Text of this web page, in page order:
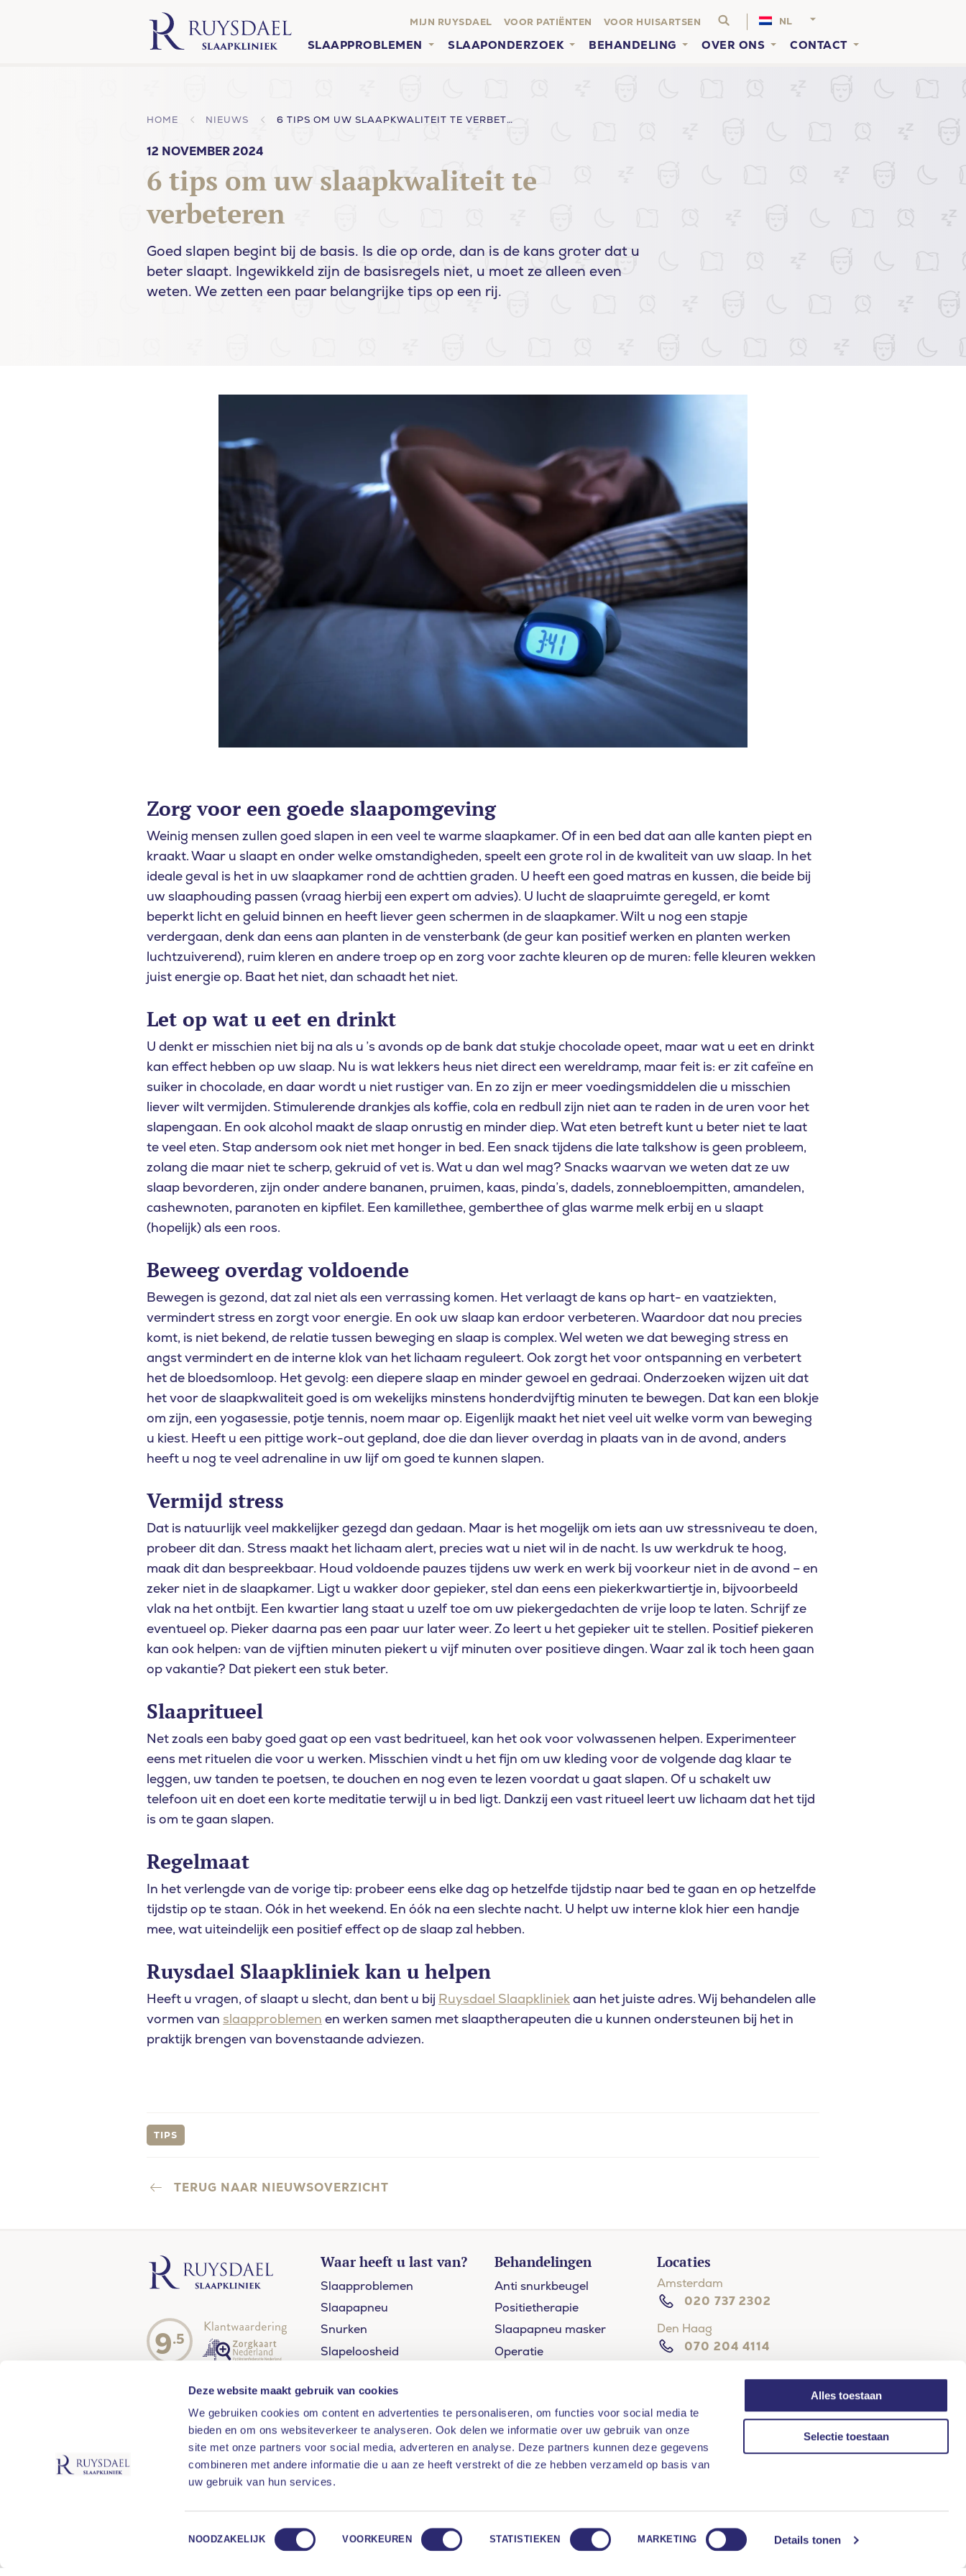
Deze website maakt gebruik van cookies
We gebruiken cookies om content en advertenties te personaliseren, om functies voor social media te
bieden en om ons websiteverkeer te analyseren. Ook delen we informatie over uw gebruik van onze
site met onze partners voor social media, adverteren en analyse. Deze partners kunnen deze gegevens
combineren met andere informatie die u aan ze heeft verstrekt of die ze hebben verzameld op basis van
uw gebruik van hun services.
Toestemmingsselectie
NOODZAKELIJK VOORKEUREN STATISTIEKEN MARKETING Details tonen
Alles toestaan
Selectie toestaan
MIJN RUYSDAEL VOOR PATIËNTEN VOOR HUISARTSEN NL
SLAAPPROBLEMEN SLAAPONDERZOEK BEHANDELING OVER ONS CONTACT
Waar bent u naar op zoek
HOME NIEUWS 6 TIPS OM UW SLAAPKWALITEIT TE VERBETEREN
12 NOVEMBER 2024
6 tips om uw slaapkwaliteit te
verbeteren
Goed slapen begint bij de basis. Is die op orde, dan is de kans groter dat u
beter slaapt. Ingewikkeld zijn de basisregels niet, u moet ze alleen even
weten. We zetten een paar belangrijke tips op een rij.
Zorg voor een goede slaapomgeving
Weinig mensen zullen goed slapen in een veel te warme slaapkamer. Of in een bed dat aan alle kanten piept en
kraakt. Waar u slaapt en onder welke omstandigheden, speelt een grote rol in de kwaliteit van uw slaap. In het
ideale geval is het in uw slaapkamer rond de achttien graden. U heeft een goed matras en kussen, die beide bij
uw slaaphouding passen (vraag hierbij een expert om advies). U lucht de slaapruimte geregeld, er komt
beperkt licht en geluid binnen en heeft liever geen schermen in de slaapkamer. Wilt u nog een stapje
verdergaan, denk dan eens aan planten in de vensterbank (de geur kan positief werken en planten werken
luchtzuiverend), ruim kleren en andere troep op en zorg voor zachte kleuren op de muren: felle kleuren wekken
juist energie op. Baat het niet, dan schaadt het niet.
Let op wat u eet en drinkt
U denkt er misschien niet bij na als u ’s avonds op de bank dat stukje chocolade opeet, maar wat u eet en drinkt
kan effect hebben op uw slaap. Nu is wat lekkers heus niet direct een wereldramp, maar feit is: er zit cafeïne en
suiker in chocolade, en daar wordt u niet rustiger van. En zo zijn er meer voedingsmiddelen die u misschien
liever wilt vermijden. Stimulerende drankjes als koffie, cola en redbull zijn niet aan te raden in de uren voor het
slapengaan. En ook alcohol maakt de slaap onrustig en minder diep. Wat eten betreft kunt u beter niet te laat
te veel eten. Stap andersom ook niet met honger in bed. Een snack tijdens die late talkshow is geen probleem,
zolang die maar niet te scherp, gekruid of vet is. Wat u dan wel mag? Snacks waarvan we weten dat ze uw
slaap bevorderen, zijn onder andere bananen, pruimen, kaas, pinda’s, dadels, zonnebloempitten, amandelen,
cashewnoten, paranoten en kipfilet. Een kamillethee, gemberthee of glas warme melk erbij en u slaapt
(hopelijk) als een roos.
Beweeg overdag voldoende
Bewegen is gezond, dat zal niet als een verrassing komen. Het verlaagt de kans op hart- en vaatziekten,
vermindert stress en zorgt voor energie. En ook uw slaap kan erdoor verbeteren. Waardoor dat nou precies
komt, is niet bekend, de relatie tussen beweging en slaap is complex. Wel weten we dat beweging stress en
angst vermindert en de interne klok van het lichaam reguleert. Ook zorgt het voor ontspanning en verbetert
het de bloedsomloop. Het gevolg: een diepere slaap en minder gewoel en gedraai. Onderzoeken wijzen uit dat
het voor de slaapkwaliteit goed is om wekelijks minstens honderdvijftig minuten te bewegen. Dat kan een blokje
om zijn, een yogasessie, potje tennis, noem maar op. Eigenlijk maakt het niet veel uit welke vorm van beweging
u kiest. Heeft u een pittige work-out gepland, doe die dan liever overdag in plaats van in de avond, anders
heeft u nog te veel adrenaline in uw lijf om goed te kunnen slapen.
Vermijd stress
Dat is natuurlijk veel makkelijker gezegd dan gedaan. Maar is het mogelijk om iets aan uw stressniveau te doen,
probeer dit dan. Stress maakt het lichaam alert, precies wat u niet wil in de nacht. Is uw werkdruk te hoog,
maak dit dan bespreekbaar. Houd voldoende pauzes tijdens uw werk en werk bij voorkeur niet in de avond – en
zeker niet in de slaapkamer. Ligt u wakker door gepieker, stel dan eens een piekerkwartiertje in, bijvoorbeeld
vlak na het ontbijt. Een kwartier lang staat u uzelf toe om uw piekergedachten de vrije loop te laten. Schrijf ze
eventueel op. Pieker daarna pas een paar uur later weer. Zo leert u het gepieker uit te stellen. Positief piekeren
kan ook helpen: van de vijftien minuten piekert u vijf minuten over positieve dingen. Waar zal ik toch heen gaan
op vakantie? Dat piekert een stuk beter.
Slaapritueel
Net zoals een baby goed gaat op een vast bedritueel, kan het ook voor volwassenen helpen. Experimenteer
eens met rituelen die voor u werken. Misschien vindt u het fijn om uw kleding voor de volgende dag klaar te
leggen, uw tanden te poetsen, te douchen en nog even te lezen voordat u gaat slapen. Of u schakelt uw
telefoon uit en doet een korte meditatie terwijl u in bed ligt. Dankzij een vast ritueel leert uw lichaam dat het tijd
is om te gaan slapen.
Regelmaat
In het verlengde van de vorige tip: probeer eens elke dag op hetzelfde tijdstip naar bed te gaan en op hetzelfde
tijdstip op te staan. Oók in het weekend. En óók na een slechte nacht. U helpt uw interne klok hier een handje
mee, wat uiteindelijk een positief effect op de slaap zal hebben.
Ruysdael Slaapkliniek kan u helpen
Heeft u vragen, of slaapt u slecht, dan bent u bij Ruysdael Slaapkliniekaan het juiste adres. Wij behandelen alle
vormen van slaapproblemen en werken samen met slaaptherapeuten die u kunnen ondersteunen bij het in
praktijk brengen van bovenstaande adviezen.
TIPS
TERUG NAAR NIEUWSOVERZICHT
Moeite met in slaap vallen?
9.5
Waar heeft u last van?
Slaapproblemen
Slaapapneu
Snurken
Slapeloosheid
Behandelingen
Anti snurkbeugel
Positietherapie
Slaapapneu masker
Operatie
Locaties
Amsterdam
020 737 2302
Den Haag
070 204 4114
Oisterwijk
013 2045123
Rotterdam
Contact Afspraak maken Over ons Website by Stijlbreuk